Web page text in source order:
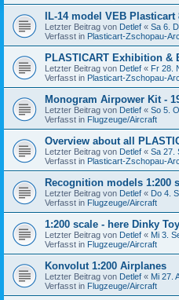
IL-14 model VEB Plasticart
Letzter Beitrag von Detlef « Sa 6.
Verfasst in Plasticart-Zschopau-
PLASTICART Exhibition &
Letzter Beitrag von Detlef « Fr 28.
Verfasst in Plasticart-Zschopau-
Monogram Airpower Kit -
Letzter Beitrag von Detlef « So 5.
Verfasst in Flugzeuge/Aircraft
Overview about all
Letzter Beitrag von Detlef « Sa 27.
Verfasst in Plasticart-Zschopau-
Recognition models 1:200
Letzter Beitrag von Detlef « Do 4.
Verfasst in Flugzeuge/Aircraft
1:200 scale - here Dinky
Letzter Beitrag von Detlef « Mi 3.
Verfasst in Flugzeuge/Aircraft
Konvolut 1:200 Airplanes
Letzter Beitrag von Detlef « Mi 27.
Verfasst in Flugzeuge/Aircraft